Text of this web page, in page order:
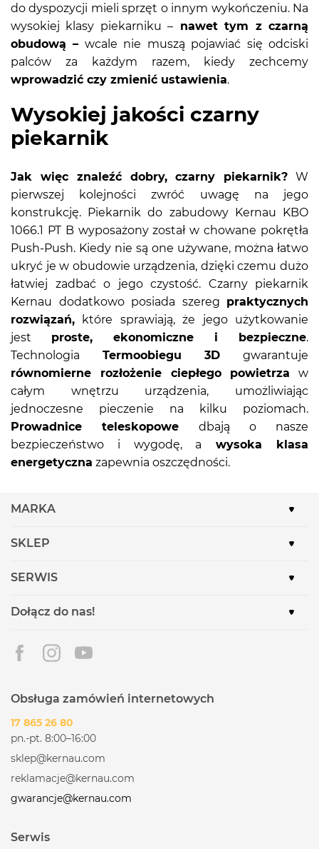
do dyspozycji mieli sprzęt o innym wykończeniu. Na
wysokiej klasy piekarniku – nawet tym z czarną
obudową – wcale nie muszą pojawiać się odciski
palców za każdym razem, kiedy zechcemy
wprowadzić czy zmienić ustawienia.
Wysokiej jakości czarny
piekarnik
Jak więc znaleźć dobry, czarny piekarnik? W
pierwszej kolejności zwróć uwagę na jego
konstrukcję. Piekarnik do zabudowy Kernau KBO
1066.1 PT B wyposażony został w chowane pokrętła
Push-Push. Kiedy nie są one używane, można łatwo
ukryć je w obudowie urządzenia, dzięki czemu dużo
łatwiej zadbać o jego czystość. Czarny piekarnik
Kernau dodatkowo posiada szereg praktycznych
rozwiązań, które sprawiają, że jego użytkowanie
jest proste, ekonomiczne i bezpieczne.
Technologia Termoobiegu 3D gwarantuje
równomierne rozłożenie ciepłego powietrza w
całym wnętrzu urządzenia, umożliwiając
jednoczesne pieczenie na kilku poziomach.
Prowadnice teleskopowe dbają o nasze
bezpieczeństwo i wygodę, a wysoka klasa
energetyczna zapewnia oszczędności.
MARKA
SKLEP
SERWIS
Dołącz do nas!
Obsługa zamówień internetowych
17 865 26 80
pn.-pt. 8:00–16:00
sklep@kernau.com
reklamacje@kernau.com
gwarancje@kernau.com
Serwis